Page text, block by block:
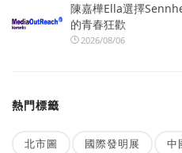
陳嘉樺Ella選擇
的青春狂歡
2026/08/06
熱門標籤
北市圖 國際發明展 中